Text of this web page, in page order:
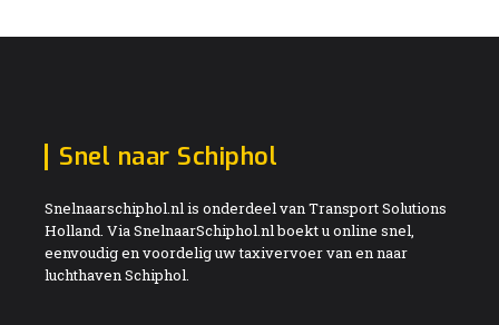
Snel naar Schiphol
Snelnaarschiphol.nl is onderdeel van Transport Solutions
Holland. Via SnelnaarSchiphol.nl boekt u online snel,
eenvoudig en voordelig uw taxivervoer van en naar
luchthaven Schiphol.